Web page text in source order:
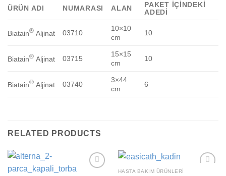
ÜRÜN ADI NUMARASI ALAN
PAKET IÇINDEKI
ADEDI
Biatain® Aljinat 03710
10×10
cm
10
Biatain® Aljinat 03715
15×15
cm
10
Biatain® Aljinat 03740
3×44
cm
6
RELATED PRODUCTS
HASTA BAKIM ÜRÜNLERI